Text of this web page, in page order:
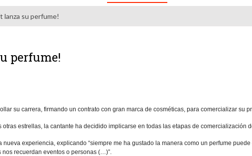
lanza su perfume!
perfume!
su carrera, firmando un contrato con gran marca de cosméticas, para comercializar su
otras estrellas, la cantante ha decidido implicarse en todas las etapas de comercialización
nueva experiencia, explicando “siempre me ha gustado la manera como un perfume
recuerdan eventos o personas (…)”.